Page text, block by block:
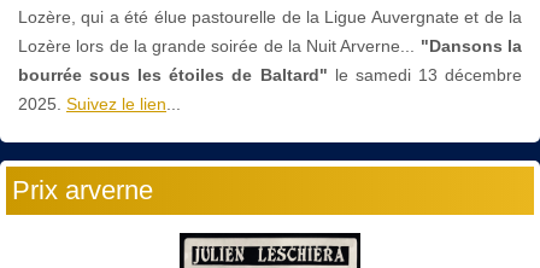
Lozère, qui a été élue pastourelle de la Ligue Auvergnate et de la
Lozère lors de la grande soirée de la Nuit Arverne... "Dansons la
bourrée sous les étoiles de Baltard" le samedi 13 décembre
2025. Suivez le lien...
Prix arverne